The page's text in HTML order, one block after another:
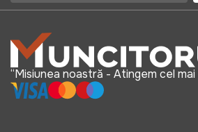
“Misiunea noastră - Atingem cel mai